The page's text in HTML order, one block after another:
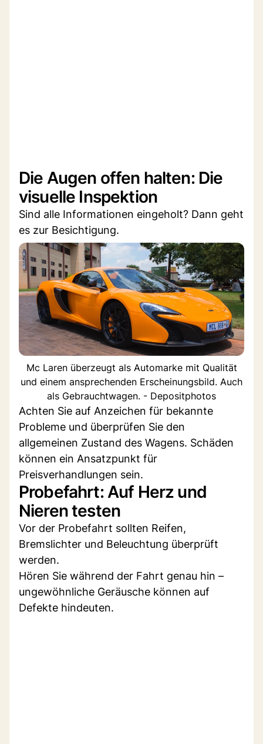
Die Augen offen halten: Die
visuelle Inspektion
Sind alle Informationen eingeholt? Dann geht
es zur Besichtigung.
Mc Laren überzeugt als Automarke mit Qualität
und einem ansprechenden Erscheinungsbild. Auch
als Gebrauchtwagen. - Depositphotos
Achten Sie auf Anzeichen für bekannte
Probleme und überprüfen Sie den
allgemeinen Zustand des Wagens. Schäden
können ein Ansatzpunkt für
Preisverhandlungen sein.
Probefahrt: Auf Herz und
Nieren testen
Vor der Probefahrt sollten Reifen,
Bremslichter und Beleuchtung überprüft
werden.
Hören Sie während der Fahrt genau hin –
ungewöhnliche Geräusche können auf
Defekte hindeuten.